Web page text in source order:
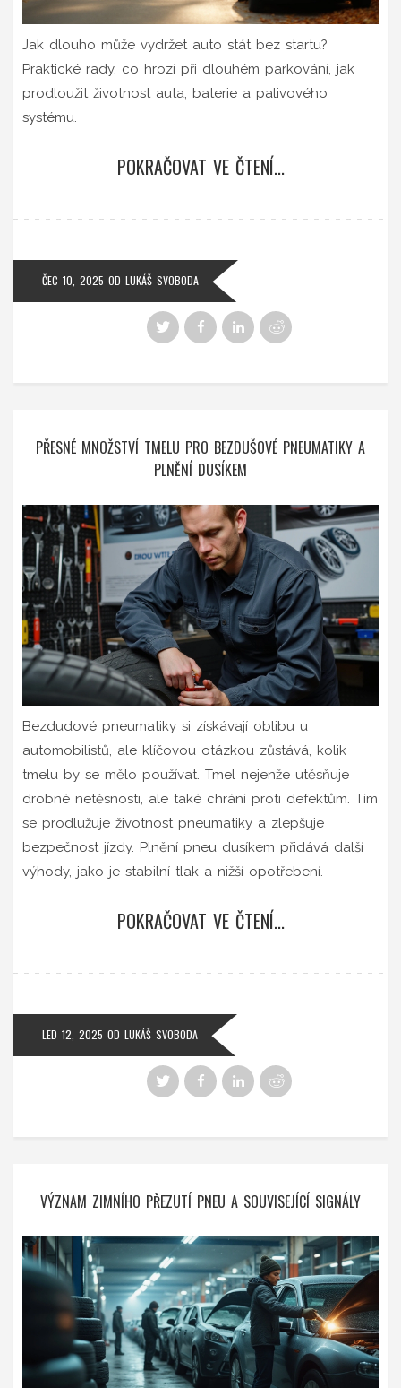
Jak dlouho může vydržet auto stát bez startu?
Praktické rady, co hrozí při dlouhém parkování, jak
prodloužit životnost auta, baterie a palivového
systému.
POKRAČOVAT VE ČTENÍ...
ČEC 10, 2025 OD LUKÁŠ SVOBODA
PŘESNÉ MNOŽSTVÍ TMELU PRO BEZDUŠOVÉ PNEUMATIKY A
PLNĚNÍ DUSÍKEM
Bezdudové pneumatiky si získávají oblibu u
automobilistů, ale klíčovou otázkou zůstává, kolik
tmelu by se mělo používat. Tmel nejenže utěsňuje
drobné netěsnosti, ale také chrání proti defektům. Tím
se prodlužuje životnost pneumatiky a zlepšuje
bezpečnost jízdy. Plnění pneu dusíkem přidává další
výhody, jako je stabilní tlak a nižší opotřebení.
POKRAČOVAT VE ČTENÍ...
LED 12, 2025 OD LUKÁŠ SVOBODA
VÝZNAM ZIMNÍHO PŘEZUTÍ PNEU A SOUVISEJÍCÍ SIGNÁLY